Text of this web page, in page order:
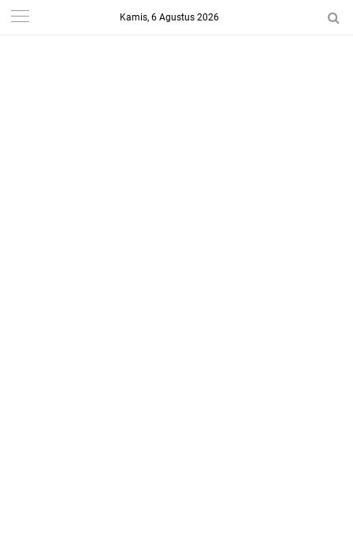
Kamis, 6 Agustus 2026